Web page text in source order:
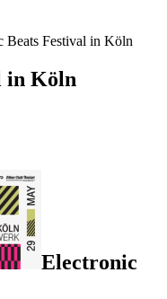
Beats Festival in Köln
in Köln
Electronic